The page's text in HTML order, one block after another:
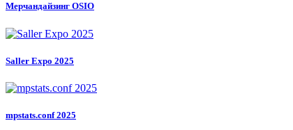
Мерчандайзинг OSIO
Saller Expo 2025
mpstats.conf 2025